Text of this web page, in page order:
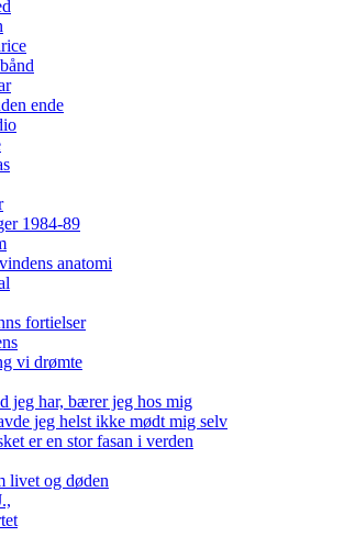
ende
1984-89
anatomi
fortielser
vi drømte
jeg har, bærer jeg hos mig
jeg helst ikke mødt mig selv
er en stor fasan i verden
livet og døden